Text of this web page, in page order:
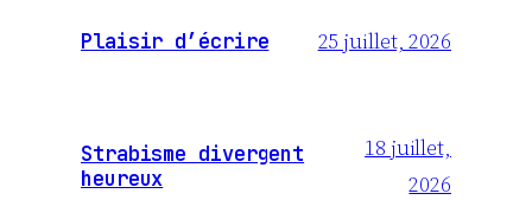
Plaisir d’écrire 25 juillet, 2026
Strabisme divergent
heureux
18 juillet,
2026